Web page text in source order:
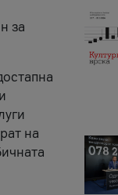
за
на